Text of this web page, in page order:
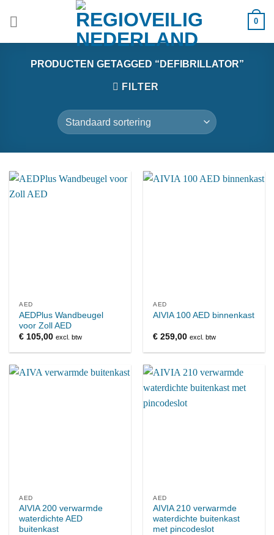
0
PRODUCTEN GETAGGED “DEFIBRILLATOR”
FILTER
AED
AEDPlus Wandbeugel
voor Zoll AED
€ 105,00 excl. btw
AED
AIVIA 100 AED binnenkast
€ 259,00 excl. btw
AED
AIVIA 200 verwarmde
waterdichte AED
buitenkast
AED
AIVIA 210 verwarmde
waterdichte buitenkast
met pincodeslot